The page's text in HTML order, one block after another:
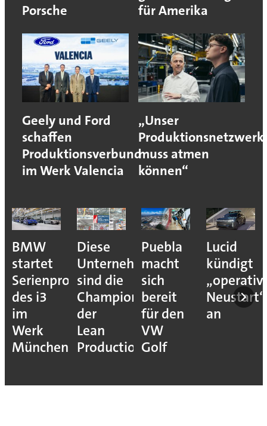
Porsche
für Amerika
Geely und Ford
schaffen
Produktionsverbund
im Werk Valencia
„Unser
Produktionsnetzwerk
muss atmen
können“
Puebla
macht
sich
bereit
für den
VW
Golf
Lucid
kündigt
„operativen
Neustart“
an
Darum
schöpft
die
Autoindustrie
jetzt
Hoffnung
Das
von
BMW